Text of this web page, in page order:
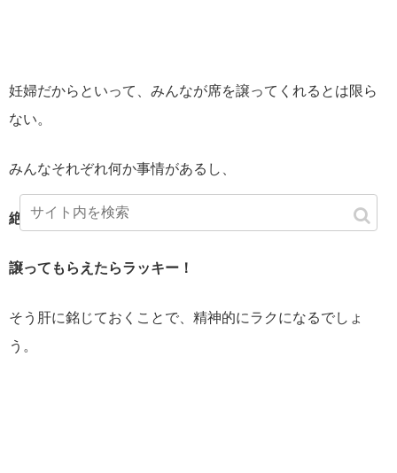
妊婦だからといって、みんなが席を譲ってくれるとは限ら
ない。
みんなそれぞれ何か事情があるし、
絶対に期待はするな！
譲ってもらえたらラッキー！
そう肝に銘じておくことで、精神的にラクになるでしょ
う。